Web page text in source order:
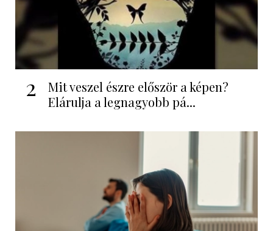
2
Mit veszel észre először a képen?
Elárulja a legnagyobb pá...